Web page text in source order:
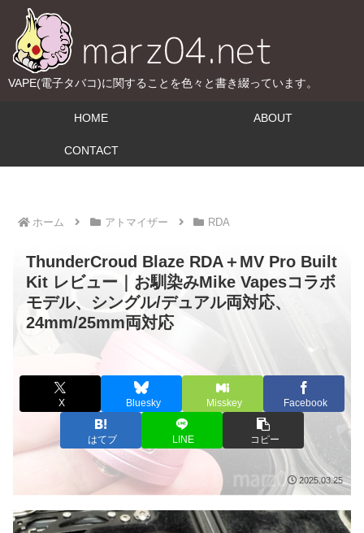
VAPE(電子タバコ)に関することを色々と書き綴っています。
HOME ABOUT
CONTACT
ホーム アトマイザー RDA
ThunderCroud Blaze RDA＋MV Pro Built
Kit レビュー｜お馴染みMike Vapesコラボ
モデル、シングル/デュアル両対応、
24mm/25mm両対応
X Bluesky Misskey Facebook
はてブ LINE コピー
2025.03.25